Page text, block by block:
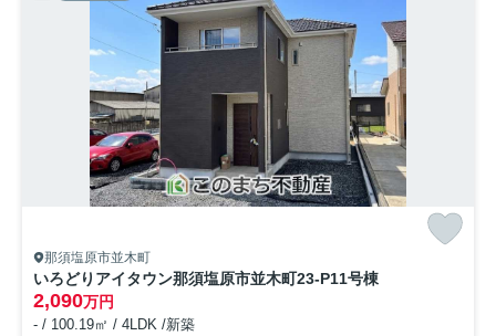
那須塩原市並木町
いろどりアイタウン那須塩原市並木町23-P11号棟
2,090万円
- / 100.19㎡ / 4LDK /新築